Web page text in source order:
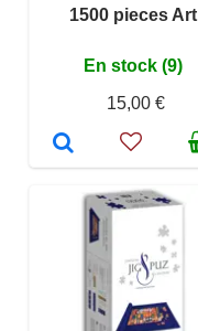
1500 pieces Art
En stock (9)
15,00 €